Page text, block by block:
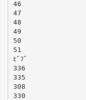
46
47
48
49
50
51
ﾋﾞﾌﾞ
336
335
308
330